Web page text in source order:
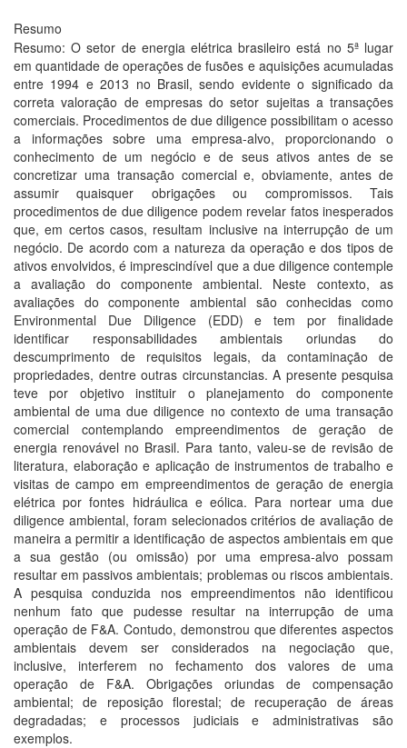
Resumo
Resumo: O setor de energia elétrica brasileiro está no 5ª lugar
em quantidade de operações de fusões e aquisições acumuladas
entre 1994 e 2013 no Brasil, sendo evidente o significado da
correta valoração de empresas do setor sujeitas a transações
comerciais. Procedimentos de due diligence possibilitam o acesso
a informações sobre uma empresa-alvo, proporcionando o
conhecimento de um negócio e de seus ativos antes de se
concretizar uma transação comercial e, obviamente, antes de
assumir quaisquer obrigações ou compromissos. Tais
procedimentos de due diligence podem revelar fatos inesperados
que, em certos casos, resultam inclusive na interrupção de um
negócio. De acordo com a natureza da operação e dos tipos de
ativos envolvidos, é imprescindível que a due diligence contemple
a avaliação do componente ambiental. Neste contexto, as
avaliações do componente ambiental são conhecidas como
Environmental Due Diligence (EDD) e tem por finalidade
identificar responsabilidades ambientais oriundas do
descumprimento de requisitos legais, da contaminação de
propriedades, dentre outras circunstancias. A presente pesquisa
teve por objetivo instituir o planejamento do componente
ambiental de uma due diligence no contexto de uma transação
comercial contemplando empreendimentos de geração de
energia renovável no Brasil. Para tanto, valeu-se de revisão de
literatura, elaboração e aplicação de instrumentos de trabalho e
visitas de campo em empreendimentos de geração de energia
elétrica por fontes hidráulica e eólica. Para nortear uma due
diligence ambiental, foram selecionados critérios de avaliação de
maneira a permitir a identificação de aspectos ambientais em que
a sua gestão (ou omissão) por uma empresa-alvo possam
resultar em passivos ambientais; problemas ou riscos ambientais.
A pesquisa conduzida nos empreendimentos não identificou
nenhum fato que pudesse resultar na interrupção de uma
operação de F&A. Contudo, demonstrou que diferentes aspectos
ambientais devem ser considerados na negociação que,
inclusive, interferem no fechamento dos valores de uma
operação de F&A. Obrigações oriundas de compensação
ambiental; de reposição florestal; de recuperação de áreas
degradadas; e processos judiciais e administrativas são
exemplos.